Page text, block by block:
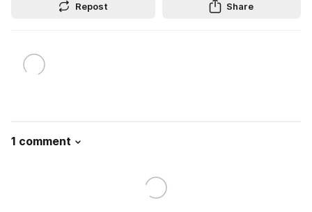
Repost Share
1 comment